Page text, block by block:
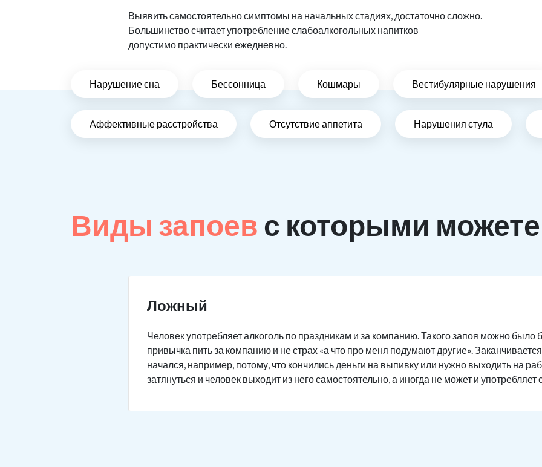
Выявить самостоятельно симптомы на начальных стадиях, достаточно сложно.
Большинство считает употребление слабоалкогольных напитков
допустимо практически ежедневно.
Нарушение сна Бессонница Кошмары Вестибулярные нарушения
Аффективные расстройства Отсутствие аппетита Нарушения стула
Виды запоев с которыми
Ложный
Человек употребляет алкоголь по праздникам и за компанию. Такого запоя можно
привычка пить за компанию и не страх «а что про меня подумают другие».
начался, например, потому, что кончились деньги на выпивку или нужно выходить на
затянуться и человек выходит из него самостоятельно, а иногда не может и